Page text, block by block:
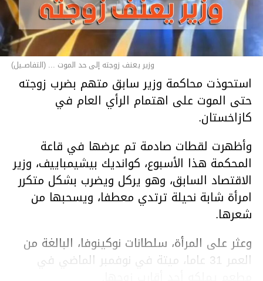
وزير يعنف زوجته إلى حد الموت ... (التفاصــيل)
استحوذت محاكمة وزير سابق متهم بضرب زوجته
حتى الموت على اهتمام الرأي العام في
كازاخستان.
وأظهرت لقطات صادمة تم عرضها في قاعة
المحكمة هذا الأسبوع، كوانديك بيشيمباييف، وزير
الاقتصاد السابق، وهو يركل ويضرب بشكل متكرر
امرأة شابة نحيلة ترتدي معطفا، ويسحبها من
شعرها.
وعثر على المرأة، سلطانات نوكينوفا، البالغة من
العمر 31 عاما، ميتة في نوفمبر الماضي في